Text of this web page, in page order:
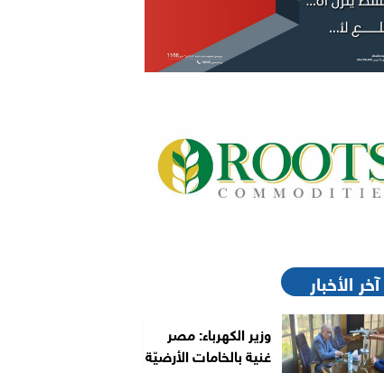
آخر الأخبار
وزير الكهرباء: مصر
غنية بالخامات الأرضيّة